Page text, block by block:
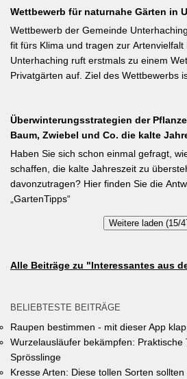
Weiterlesen bei meine-ernte.de
Aussaat von Stangenbohnen direkt ins
möglich. Samen über Nacht wässern,
Pflanzabstand 50 cm. Als Mittelzehrer
im Gegensatz zu Buschbohnen eine
der Luft binden – Vorfrucht-Wirkung für
Wettbewerb für naturnahe Gärten in
Wettbewerb der Gemeinde
fit fürs Klima und tragen zur
Unterhaching ruft erstmals zu einem
Privatgärten auf. Ziel des Wettbewerbs
Verbesserung des Ortsklimas zu leisten.
Flächen helfen… Hitze zu reduzieren
speichern und das Wohnumfeld
gestalten. Insgesamt drei Gärten
gleichwertige Sieger werden durch eine
aus Vertretern der Gemeinde
gewinnen gibt es jeweils einen
das Anmeldeformular siehe auf den
Überwinterungsstrategien der
Baum, Zwiebel und Co. die kalte
Haben Sie sich schon einmal gefragt,
schaffen, die kalte Jahreszeit zu
davonzutragen? Hier finden Sie die
„GartenTipps“
Weitere laden (15/
Alle Beiträge zu "Interessantes aus
BELIEBTESTE BEITRÄGE
Raupen bestimmen - mit dieser App
Wurzelausläufer bekämpfen: Praktische
Sprösslinge
Kresse Arten: Diese tollen Sorten sollten